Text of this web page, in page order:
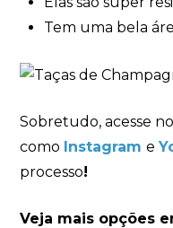
Tem uma bela
Sobretudo, acesse
como Instagram e
processo!
Veja mais opções